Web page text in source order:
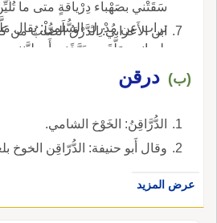
سَقَتْني بصَهْباء دِرْياقةٍ متى ما
تراب عن مُدْرِك السُّلَمي: يقال
بلسانه ومَلَّقَن ودَرَّقَني أَي ليَّنني
ويُمَلِّسُن ويُمَلِّقُني.
ابن الأَعرابي: الدَّرْقُ الصُّلْبُ
(ب) درقن
الدُّرَّاقِنُ: الخَوْخ الشامي.
وقال أَبو حنيفة: الدُّرّاقِن الخوخ
عرض المزيد